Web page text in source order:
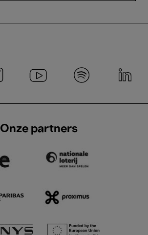
Onze partners